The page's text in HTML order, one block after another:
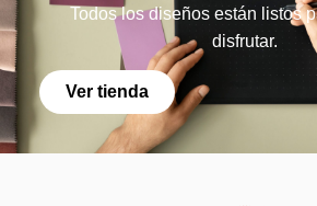
Todos los diseños están listos
disfrutar.
Ver tienda